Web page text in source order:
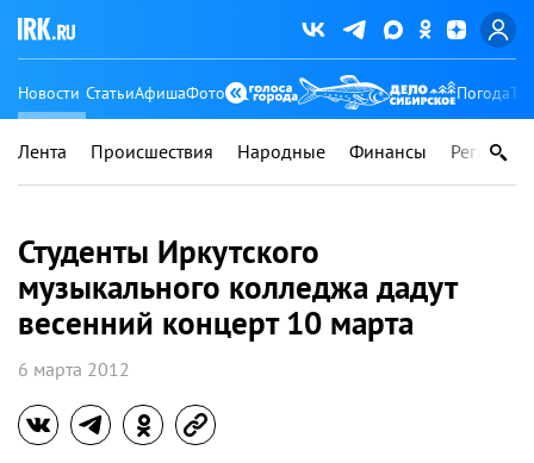
Новости СтатьиАфишаФото Погода
Лента Происшествия Народные Финансы Регионы
Студенты Иркутского
музыкального колледжа дадут
весенний концерт 10 марта
6 марта 2012